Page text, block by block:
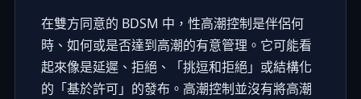
在雙方同意的 BDSM 中，性高潮控制是伴侶何
時、如何或是否達到高潮的有意管理。它可能看
起來像是延遲、拒絕、「挑逗和拒絕」或結構化
的「基於許可」的發布。高潮控制並沒有將高潮